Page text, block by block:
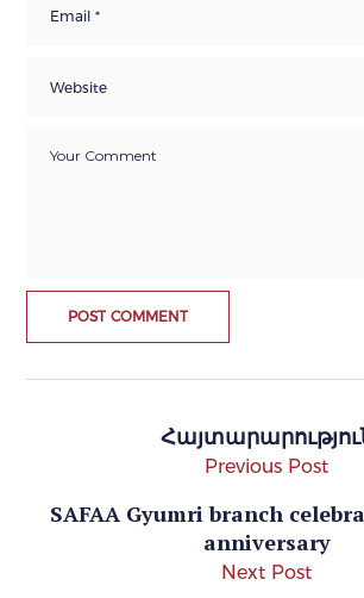
Previous Post
SAFAA Gyumri branch
anniversary
Next Post